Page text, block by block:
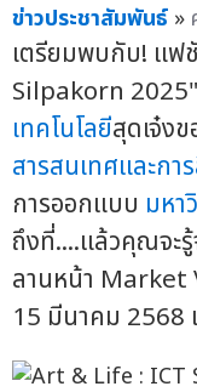
ข่าวประชาสัมพันธ์ »
เตรียมพบกับ! แฟ
Silpakorn
เทคโนโลยีสุดเจ๋ง
สารสนเทศและกา
การออกแบบ มหา
ถึงที่....แล้วคุณจ
ลานหน้า
15 มีนาคม 2568